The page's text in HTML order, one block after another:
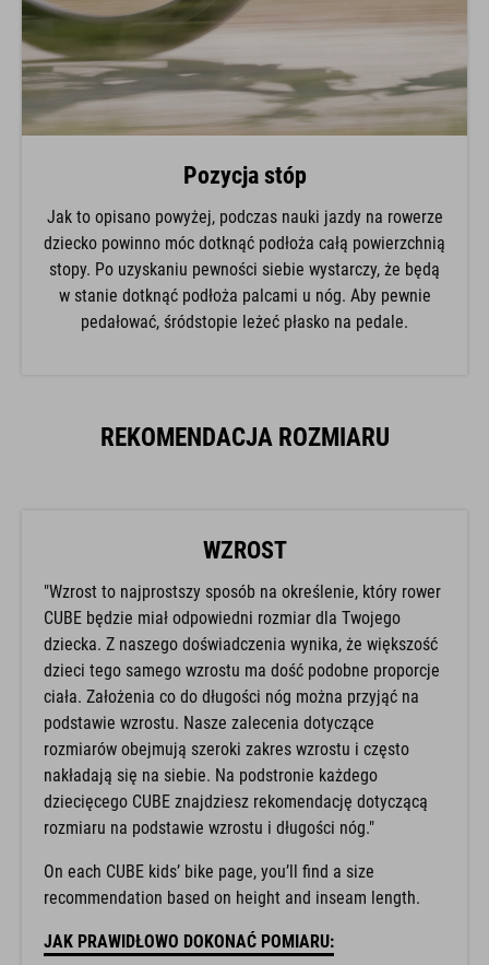
Pozycja stóp
Jak to opisano powyżej, podczas nauki jazdy na rowerze
dziecko powinno móc dotknąć podłoża całą powierzchnią
stopy. Po uzyskaniu pewności siebie wystarczy, że będą
w stanie dotknąć podłoża palcami u nóg. Aby pewnie
pedałować, śródstopie leżeć płasko na pedale.
REKOMENDACJA ROZMIARU
WZROST
"Wzrost to najprostszy sposób na określenie, który rower
CUBE będzie miał odpowiedni rozmiar dla Twojego
dziecka. Z naszego doświadczenia wynika, że większość
dzieci tego samego wzrostu ma dość podobne proporcje
ciała. Założenia co do długości nóg można przyjąć na
podstawie wzrostu. Nasze zalecenia dotyczące
rozmiarów obejmują szeroki zakres wzrostu i często
nakładają się na siebie. Na podstronie każdego
dziecięcego CUBE znajdziesz rekomendację dotyczącą
rozmiaru na podstawie wzrostu i długości nóg."
On each CUBE kids’ bike page, you’ll find a size
recommendation based on height and inseam length.
JAK PRAWIDŁOWO DOKONAĆ POMIARU: